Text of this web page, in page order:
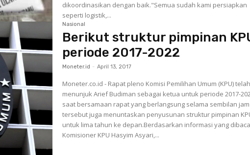
dikoordinasikan dengan baik."Semua sudah kami persiapkan
seperti logistik,...
Nasional
Berikut struktur pimpinan
periode 2017-2022
Moneter.id - April 13, 2017
Moneter.co.id - Rapat pleno Komisi Pemilihan Umum (KPU) telah
menunjuk Arief Budiman sebagai ketua untuk periode 2017-
saat bersamaan rapat yang berlangsung selama sembilan jam
tersebut juga menuntaskan penyusunan struktur pimpinan
untuk lima tahun ke depan.Berdasarkan informasi yang
Komisioner KPU Hasyim Asyari,...